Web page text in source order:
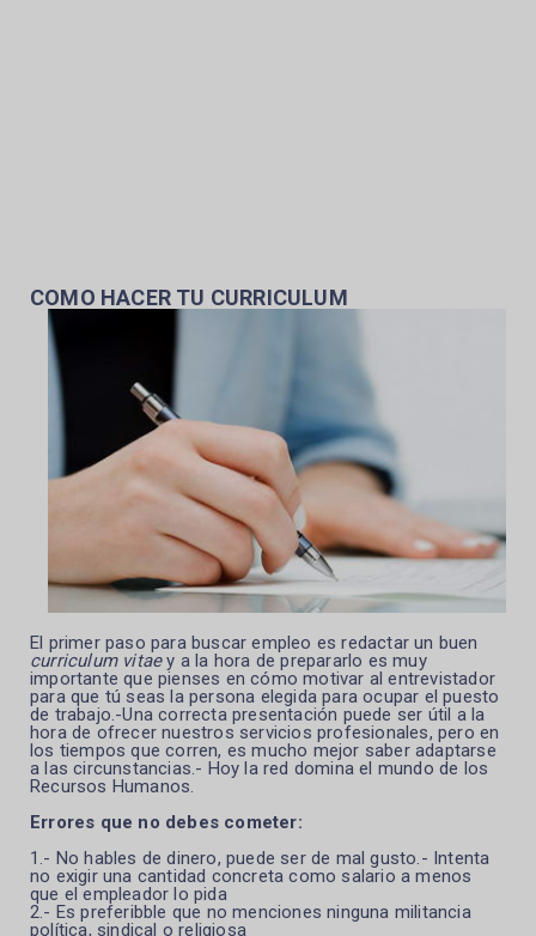
COMO HACER TU CURRICULUM
El primer paso para buscar empleo es redactar un buen
curriculum vitaey a la hora de prepararlo es muy
importante que pienses en cómo motivar al entrevistador
para que tú seas la persona elegida para ocupar el puesto
de trabajo.-Una correcta presentación puede ser útil a la
hora de ofrecer nuestros servicios profesionales, pero en
los tiempos que corren, es mucho mejor saber adaptarse
a las circunstancias.- Hoy la red domina el mundo de los
Recursos Humanos.
Errores que no debes cometer:
1.- No hables de dinero, puede ser de mal gusto.- Intenta
no exigir una cantidad concreta como salario a menos
que el empleador lo pida
2.- Es preferibble que no menciones ninguna militancia
política, sindical o religiosa